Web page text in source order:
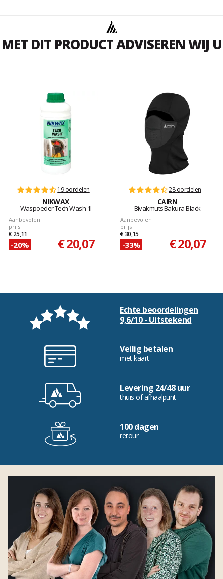
MET DIT PRODUCT ADVISEREN WIJ U
19 oordelen
NIKWAX
Waspoeder Tech Wash 1l
Aanbevolen
prijs
€ 25,11
-20% € 20,07
28 oordelen
CAIRN
Bivakmuts Bakura Black
Aanbevolen
prijs
€ 30,15
-33% € 20,07
Echte beoordelingen
9,6/10 - Uitstekend
Veilig betalen
met kaart
Levering 24/48 uur
thuis of afhaalpunt
100 dagen
retour